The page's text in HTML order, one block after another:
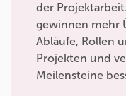
der
gewinnen mehr
Abläufe, Rollen
Projekten und
Meilensteine